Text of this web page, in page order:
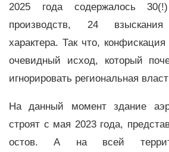
2025 года содержалось 30(!)
производств, 24 взыскания
характера. Так что,
очевидный исход, который
игнорировать региональная
На данный момент здание
строят с мая 2023 года,
остов. А на всей